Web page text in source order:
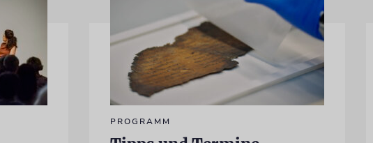
PROGRAMM